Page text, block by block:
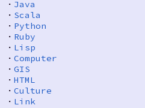
・ Java
・ Scala
・ Python
・ Ruby
・ Lisp
・ Computer
・ GIS
・ HTML
・ Culture
・ Link